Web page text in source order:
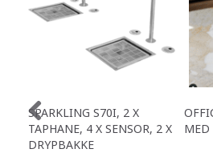
SPARKLING S70I, 2 X
TAPHANE, 4 X SENSOR, 2 X
DRYPBAKKE
MED